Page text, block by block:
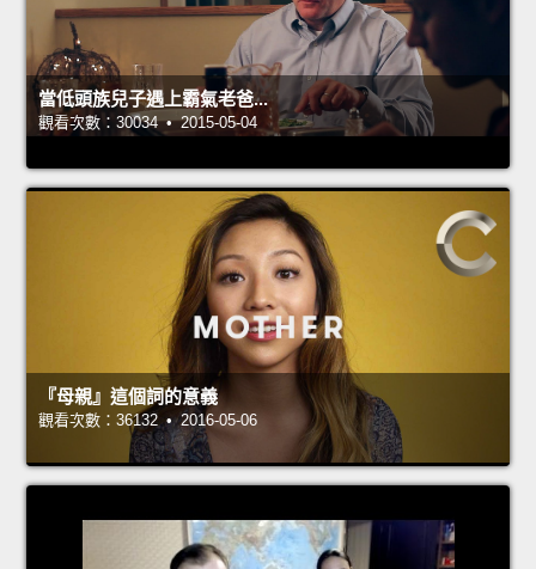
當低頭族兒子遇上霸氣老爸...
觀看次數：30034 • 2015-05-04
『母親』這個詞的意義
觀看次數：36132 • 2016-05-06